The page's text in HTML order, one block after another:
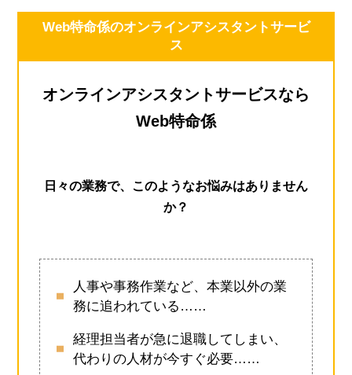
Web特命係のオンラインアシスタントサービ
ス
オンラインアシスタントサービスなら
Web特命係
日々の業務で、このようなお悩みはありません
か？
人事や事務作業など、本業以外の業
務に追われている……
経理担当者が急に退職してしまい、
代わりの人材が今すぐ必要……